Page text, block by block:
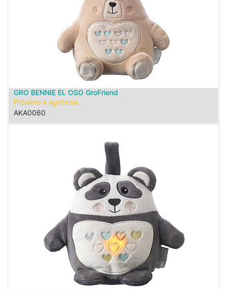
GRO BENNIE EL OSO GroFriend
Próximo a agotarse
AKA0060